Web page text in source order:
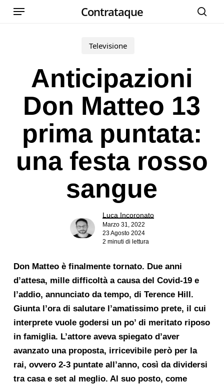
Skip
Contrataque
Menu
Televisione
Anticipazioni
Don Matteo 13
prima puntata:
una festa rosso
sangue
Luca Incoronato
Marzo 31, 2022
23 Agosto 2024
2 minuti di lettura
Don Matteo è finalmente tornato. Due anni
d’attesa, mille difficoltà a causa del Covid-19 e
l’addio, annunciato da tempo, di Terence Hill.
Giunta l’ora di salutare l’amatissimo prete, il cui
interprete vuole godersi un po’ di meritato riposo
in famiglia. L’attore aveva spiegato d’aver
avanzato una proposta, irricevibile però per la
rai, ovvero 2-3 puntate all’anno, così da dividersi
tra casa e set al meglio. Al suo posto, come